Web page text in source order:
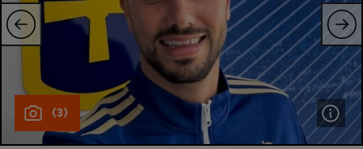
Cupa României
Echipa Națională
Fotbal feminin
Special
(3)